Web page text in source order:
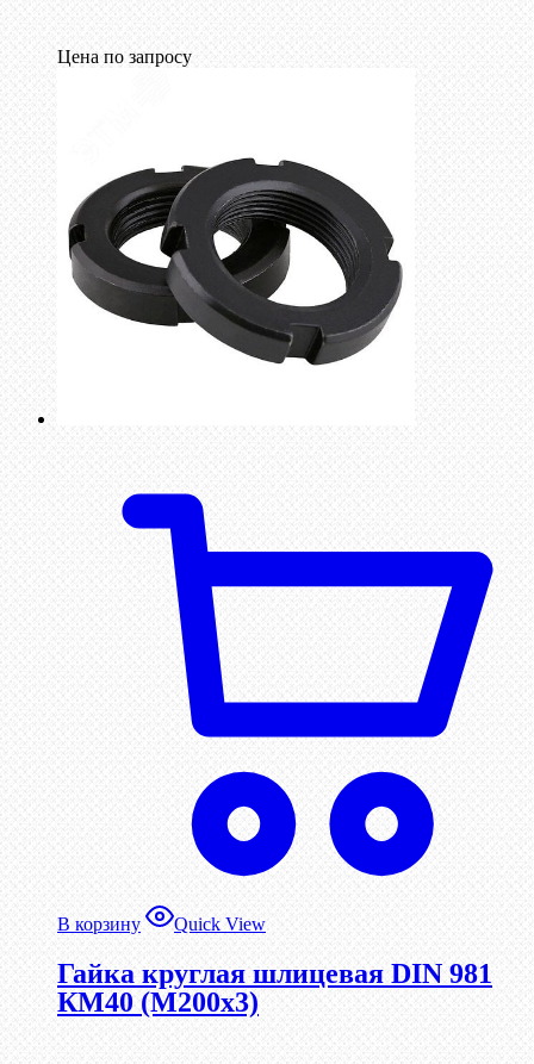
Цена по запросу
В корзину Quick View
Гайка круглая шлицевая DIN 981
КМ40 (М200х3)